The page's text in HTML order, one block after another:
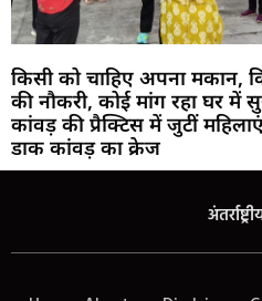
किसी को चाहिए अपना मकान,
की नौकरी, कोई मांग रहा घर में
कांवड़ की प्रैक्टिस में जुटीं
डाक कांवड़ का क्रेज